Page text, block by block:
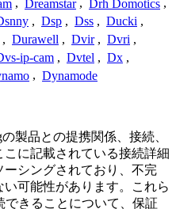
, Dreamstar , Drh Domotics ,
, Dsp , Dss , Ducki ,
, Durawell , Dvir , Dvri ,
ip-cam , Dvtel , Dx ,
, Dynamode
製品との提携関係、接続、
に記載されている接続詳細
シングされており、不完
可能性があります。これら
きることについて、保証